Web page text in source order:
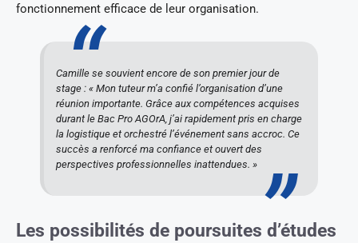
fonctionnement efficace de leur organisation.
Camille se souvient encore de son premier jour de
stage : « Mon tuteur m’a confié l’organisation d’une
réunion importante. Grâce aux compétences acquises
durant le Bac Pro AGOrA, j’ai rapidement pris en charge
la logistique et orchestré l’événement sans accroc. Ce
succès a renforcé ma confiance et ouvert des
perspectives professionnelles inattendues. »
Les possibilités de poursuites d’études